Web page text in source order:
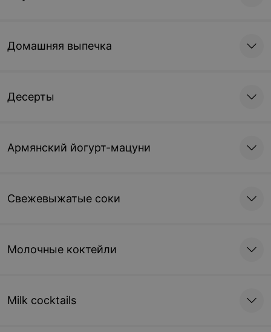
Домашняя выпечка
Десерты
Армянский йогурт-мацуни
Свежевыжатые соки
Молочные коктейли
Milk cocktails